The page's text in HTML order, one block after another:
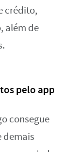
crédito,
além de
pelo app
consegue
demais